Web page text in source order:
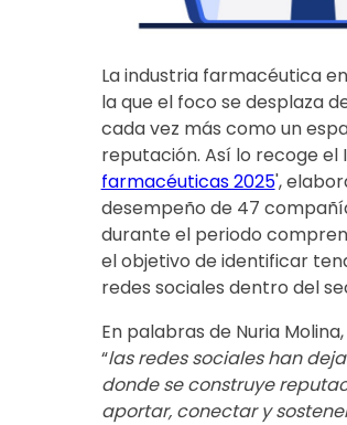
La industria farmacéutica
la que el foco se desplaza
cada vez más como un
reputación. Así lo recoge el
farmacéuticas 2025',
desempeño de 47
durante el periodo
el objetivo de identificar
redes sociales dentro del
En palabras de Nuria
“las redes sociales han
donde se construye
aportar, conectar y